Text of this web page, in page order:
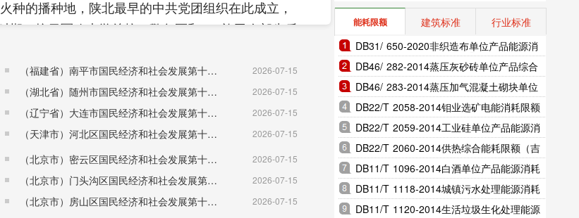
种的播种地，陕北最早的中共党团组织在此成立，
期，抗日军政大学总校、警备区和359旅司令部先后
绥德战斗生活过，王震、习仲勋等革命前辈先后在
心老人家称绥德为“西北革命策源地”。目前，全县
一馆六址一学院多点”项目建设，筹建中国延安干部
极主动与延安对接、互联互通，挖掘、盘活、拓展
色教育品牌，将绥德打造为全国知名的红色革命教
地和陕北文化的中心腹地，享有文化部命名的全国
进县和中国民间艺术之乡，各级各类非遗名录达八
（福建省）南平市国民经济和社会发展第十五个五年规划纲要 2026-07-15
（湖北省）随州市国民经济和社会发展第十五个五年规划纲要 2026-07-15
（辽宁省）大连市国民经济和社会发展第十五个五年规划纲要 2026-07-15
（天津市）河北区国民经济和社会发展第十五个五年规划纲要 2026-07-15
（北京市）密云区国民经济和社会发展第十五个五年规划纲要 2026-07-15
（北京市）门头沟区国民经济和社会发展第十五个五年规划纲要 2026-07-15
（北京市）房山区国民经济和社会发展第十五个五年规划纲要 2026-07-15
社会发展统计公报（2025年更新）
能耗限额 建筑标准
行业标准
DB31/ 650-2020非织造布单位产品能源消
耗限额（上海市地方标准）
DB46/ 282-2014蒸压灰砂砖单位产品综合
能耗和电耗限额（海南省地方标准）
DB46/ 283-2014蒸压加气混凝土砌块单位
产品综合能耗和电耗限额（海南省地方标
准）
DB22/T 2058-2014钼业选矿电能消耗限额
（吉林省地方标准）
DB22/T 2059-2014工业硅单位产品能源消
耗限额（吉林省地方标准）
DB22/T 2060-2014供热综合能耗限额（吉
林省地方标准）
DB11/T 1096-2014白酒单位产品能源消耗
限额（北京市地方标准）
DB11/T 1118-2014城镇污水处理能源消耗
限额（北京市地方标准）
DB11/T 1120-2014生活垃圾生化处理能源